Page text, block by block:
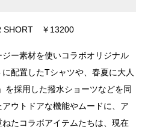
SHORT ￥13200
ー素材を使いコラボオリジナル
配置したTシャツや、春夏に大人
を採用した撥水ショーツなどを同
ウトドアな機能やムードに、ア
たコラボアイテムたちは、現在